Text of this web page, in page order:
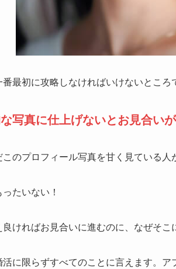
番最初に攻略しなければいけないところ
写真に仕上げないとお見合いが
このプロフィール写真を甘く見ている人
たいない！
良ければお見合いに進むのに、なぜそこ
活に限らずすべてのことに言えます。ア